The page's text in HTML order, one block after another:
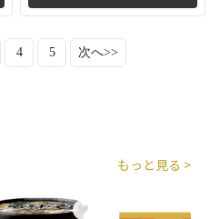
4 5 次へ>>
もっと見る >
♥